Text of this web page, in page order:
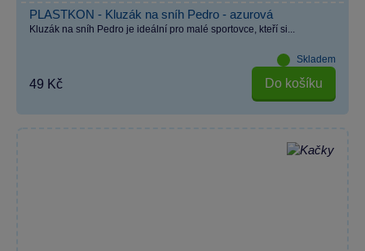
PLASTKON - Kluzák na sníh Pedro - azurová
Kluzák na sníh Pedro je ideální pro malé sportovce, kteří si...
Skladem
49 Kč Do košíku